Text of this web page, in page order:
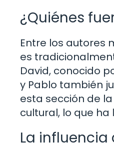
¿Quiénes
Entre los autores
es
David, conocido
y Pablo también
esta sección de
cultural, lo que
La